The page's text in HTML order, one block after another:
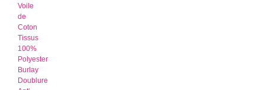
Voile
de
Coton
Tissus
100%
Polyester
Burlay
Doublure